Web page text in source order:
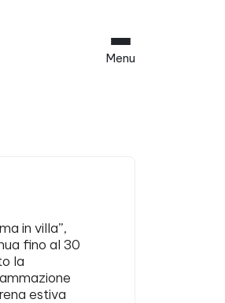
Menu
in villa”,
fino al 30
la
estiva